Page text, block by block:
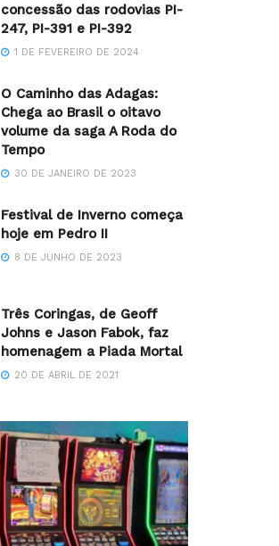
concessão das rodovias PI-
247, PI-391 e PI-392
1 DE FEVEREIRO DE 2024
O Caminho das Adagas:
Chega ao Brasil o oitavo
volume da saga A Roda do
Tempo
30 DE JANEIRO DE 2023
Festival de Inverno começa
hoje em Pedro II
8 DE JUNHO DE 2023
Três Coringas, de Geoff
Johns e Jason Fabok, faz
homenagem a Piada Mortal
20 DE ABRIL DE 2021